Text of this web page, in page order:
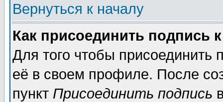
Вернуться к началу
Как присоединить подпись
Для того чтобы присоединить
её в своем профиле. После
пункт Присоединить подпись